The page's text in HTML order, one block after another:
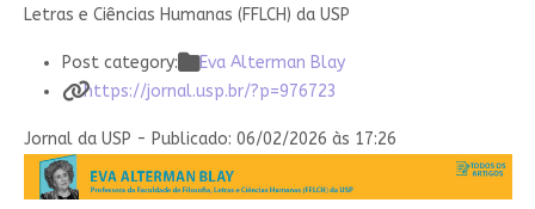
Letras e Ciências Humanas (FFLCH) da USP
Post category:
Eva Alterman Blay
https://jornal.usp.br/?p=976723
Jornal da USP - Publicado: 06/02/2026 às 17:26